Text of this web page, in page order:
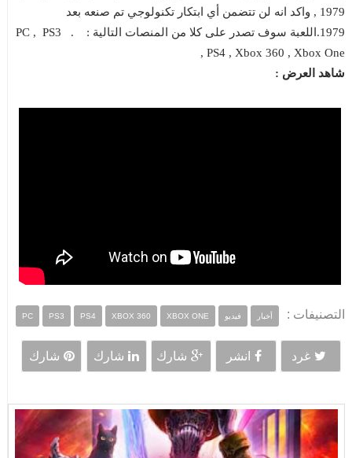
1979 , واكد انه لن تتضمن أي ابتكار تكنولوجي تم صنعه بعد
1979.اللعبة سوف تصدر على كلا من المنصات التالية :
.
PC ,PS3
,PS4 , Xbox 360 , Xbox One
شاهد العرض :
التصنيفات : أخبار فيديو PC PS3 PS4 XBOX 360 XBOX ONE
غرد انشر شارك شارك شارك